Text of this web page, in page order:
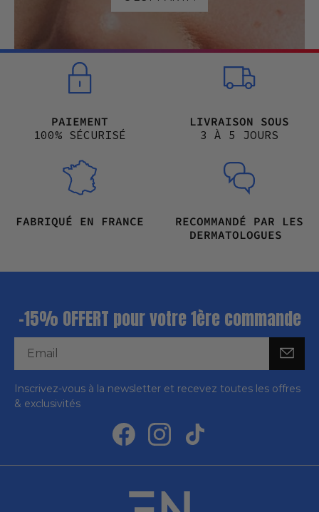
PAIEMENT
100% SÉCURISÉ
LIVRAISON SOUS
3 À 5 JOURS
FABRIQUÉ EN FRANCE
RECOMMANDÉ PAR LES
DERMATOLOGUES
-15% OFFERT pour votre 1ère commande
Inscrivez-vous à la newsletter et recevez toutes les offres
& exclusivités